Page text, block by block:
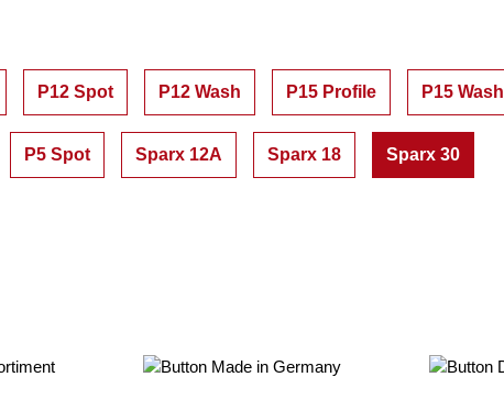
P12 Spot P12 Wash P15 Profile P15 Wash
P5 Spot Sparx 12A Sparx 18 Sparx 30